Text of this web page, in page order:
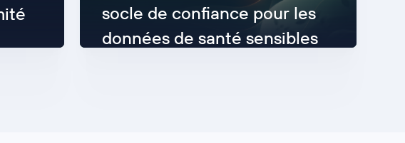
socle de confiance pour les
données de santé sensibles